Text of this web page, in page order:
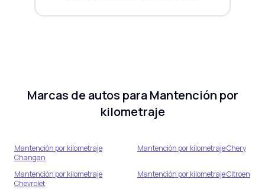
Marcas de autos paraMantención por
kilometraje
Mantención por kilometraje
Changan
Mantención por kilometrajeChery
Mantención por kilometraje
Chevrolet
Mantención por kilometrajeCitroen